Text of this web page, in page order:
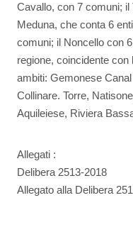
Cavallo, con 7 comuni; il
Meduna, che conta 6
comuni; il Noncello con
regione, coincidente
ambiti: Gemonese
Collinare. Torre,
Aquileiese, Riviera
Allegati :
Delibera 2513-2018
Allegato alla Delibera